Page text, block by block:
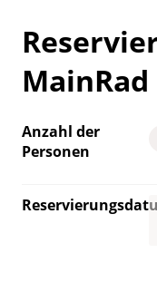
Anzahl der
Personen